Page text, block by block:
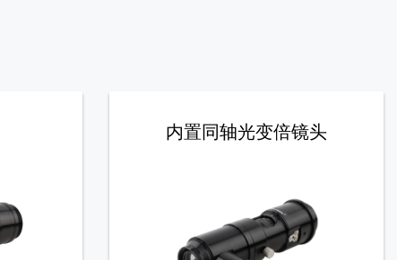
内置同轴光变倍镜头